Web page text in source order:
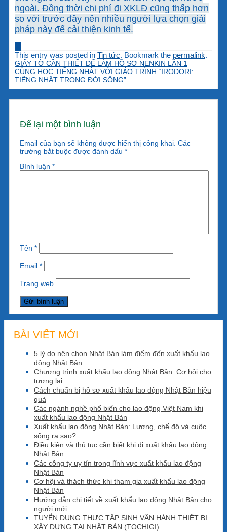
ngoài. Đồng thời chi phí đi XKLĐ cũng thấp hơn
so với trước đây nên nhiều người lựa chọn giải
pháp này để cải thiện kinh tế.
This entry was posted in Tin tức. Bookmark the permalink.
GIẤY TỜ CẦN THIẾT ĐỂ LÀM HỒ SƠ NENKIN LẦN 1
CÙNG HỌC TIẾNG NHẬT VỚI GIÁO TRÌNH “IRODORI:
TIẾNG NHẬT TRONG ĐỜI SỐNG”
Để lại một bình luận
Email của bạn sẽ không được hiển thị công khai. Các
trường bắt buộc được đánh dấu *
Bình luận *
Tên *
Email *
Trang web
BÀI VIẾT MỚI
5 lý do nên chọn Nhật Bản làm điểm đến xuất khẩu lao
động Nhật Bản
Chương trình xuất khẩu lao động Nhật Bản: Cơ hội cho
tương lai
Cách chuẩn bị hồ sơ xuất khẩu lao động Nhật Bản hiệu
quả
Các ngành nghề phổ biến cho lao động Việt Nam khi
xuất khẩu lao động Nhật Bản
Xuất khẩu lao động Nhật Bản: Lương, chế độ và cuộc
sống ra sao?
Điều kiện và thủ tục cần biết khi đi xuất khẩu lao động
Nhật Bản
Các công ty uy tín trong lĩnh vực xuất khẩu lao động
Nhật Bản
Cơ hội và thách thức khi tham gia xuất khẩu lao động
Nhật Bản
Hướng dẫn chi tiết về xuất khẩu lao động Nhật Bản cho
người mới
TUYỂN DỤNG THỰC TẬP SINH VẬN HÀNH THIẾT BỊ
XÂY DỰNG TẠI NHẬT BẢN (TOCHIGI)